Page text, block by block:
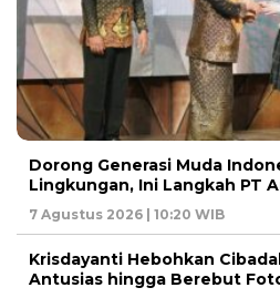
Dorong Generasi Muda
Lingkungan, Ini Langkah PT
7 Agustus 2026 | 10:20 WIB
Krisdayanti Hebohkan
Antusias hingga Berebut